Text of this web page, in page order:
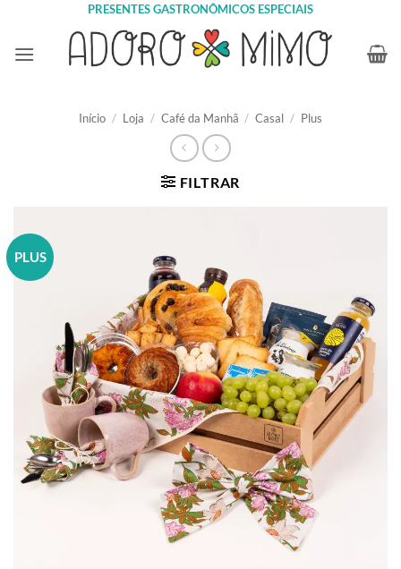
content
PRESENTES GASTRONÔMICOS ESPECIAIS
Início / Loja / Café da Manhã / Casal / Plus
FILTRAR
PLUS